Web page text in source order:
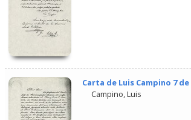
Carta de Luis Campino 7
Campino, Luis